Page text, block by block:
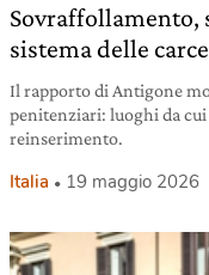
sistema delle
Il rapporto di Antigone
penitenziari: luoghi da
reinserimento.
Italia 19 maggio 2026